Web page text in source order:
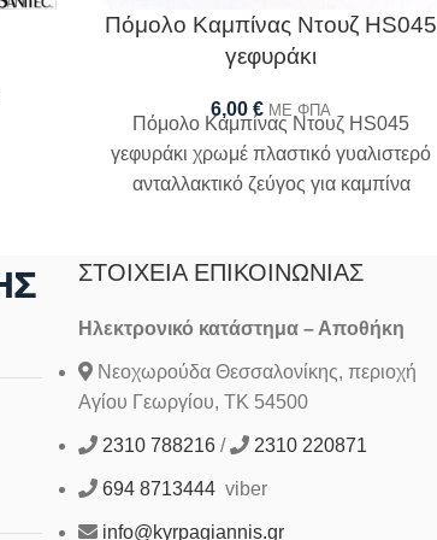
Πόμολο Καμπίνας Ντουζ HS045
γεφυράκι
6,00 € ΜΕ ΦΠΑ
Πόμολο Καμπίνας Ντουζ HS045
γεφυράκι χρωμέ πλαστικό γυαλιστερό
ανταλλακτικό ζεύγος για καμπίνα
ΣΤΟΙΧΕΊΑ ΕΠΙΚΟΙΝΩΝΊΑΣ
Ηλεκτρονικό κατάστημα – Αποθήκη
Νεοχωρούδα Θεσσαλονίκης, περιοχή
Αγίου Γεωργίου, ΤΚ 54500
2310 788216/ 2310 220871
694 8713444viber
info@kyrpagiannis.gr